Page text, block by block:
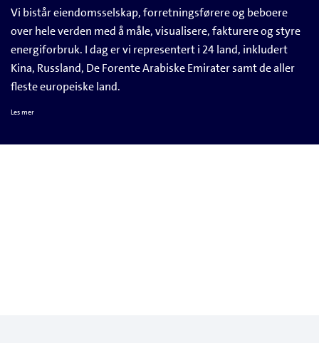
Vi bistår eiendomsselskap, forretningsførere og beboere
over hele verden med å måle, visualisere, fakturere og styre
energiforbruk. I dag er vi representert i 24 land, inkludert
Kina, Russland, De Forente Arabiske Emirater samt de aller
fleste europeiske land.
Les mer